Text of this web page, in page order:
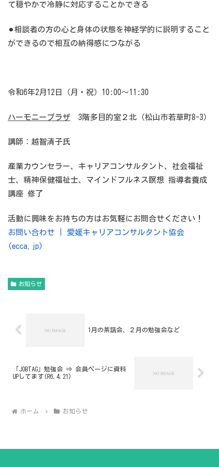
て穏やかで冷静に対応することかできる
⚫︎相談者の方の心と身体の状態を神経学的に説明すること
ができるので相互の納得感につながる
令和6年2月 12 日（月・祝） 10:00～11:30
ハーモニープラザ 3階多目的室２北（松山市若草町8-3）
講師：越智清子氏
産業カウンセラー、キャリアコンサルタント、社会福祉
士、精神保健福祉士、マインドフルネス瞑想 指導者養成
講座 修了
活動に興味をお持ちの方はお気軽にお問合せください！
お問い合わせ | 愛媛キャリアコンサルタント協会
(ecca.jp)
お知らせ
1月の茶話会、２月の勉強会など
「JOBTAG」勉強会 ⇒ 会員ページに資料
UPしてます(R6.4.21)
ホーム お知らせ